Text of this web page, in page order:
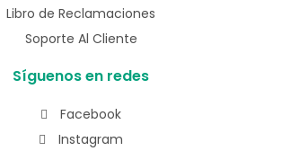
Libro de Reclamaciones
Soporte Al Cliente
Síguenos en redes
Facebook
Instagram